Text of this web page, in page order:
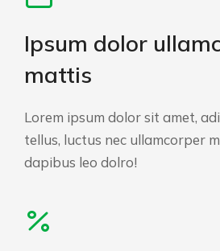
Ipsum dolor
mattis
Lorem ipsum dolor sit amet,
tellus, luctus nec ullamcorper
dapibus leo dolro!